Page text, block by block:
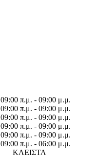
09:00 π.μ. - 09:00 μ.μ.
09:00 π.μ. - 09:00 μ.μ.
09:00 π.μ. - 09:00 μ.μ.
09:00 π.μ. - 09:00 μ.μ.
09:00 π.μ. - 09:00 μ.μ.
09:00 π.μ. - 06:00 μ.μ.
ΚΛΕΙΣΤΑ